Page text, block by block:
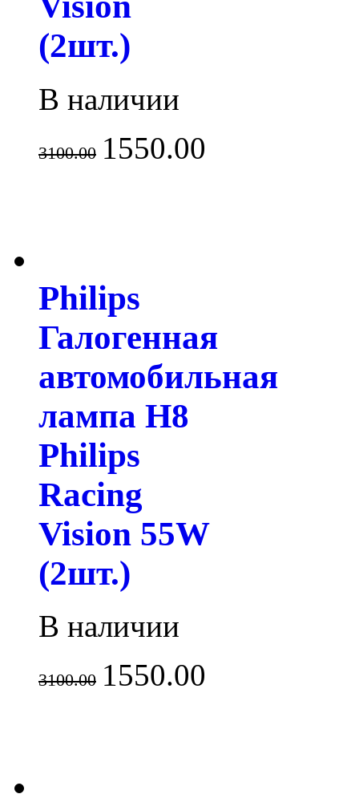
(2шт.)
В наличии
3100.00 1550.00
Philips
Галогенная
автомобильная
лампа H8
Philips
Racing
Vision 55W
(2шт.)
В наличии
3100.00 1550.00